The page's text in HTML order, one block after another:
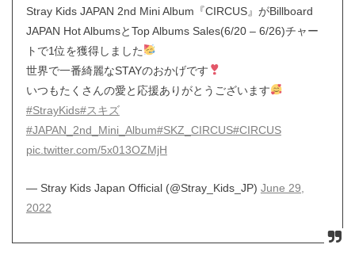
Stray Kids JAPAN 2nd Mini Album『CIRCUS』がBillboard
JAPAN Hot AlbumsとTop Albums Sales(6/20 – 6/26)チャー
トで1位を獲得しました
世界で一番綺麗なSTAYのおかげです
いつもたくさんの愛と応援ありがとうございます
#StrayKids#スキズ
#JAPAN_2nd_Mini_Album#SKZ_CIRCUS#CIRCUS
pic.twitter.com/5x013OZMjH
— Stray Kids Japan Official (@Stray_Kids_JP) June 29,
2022